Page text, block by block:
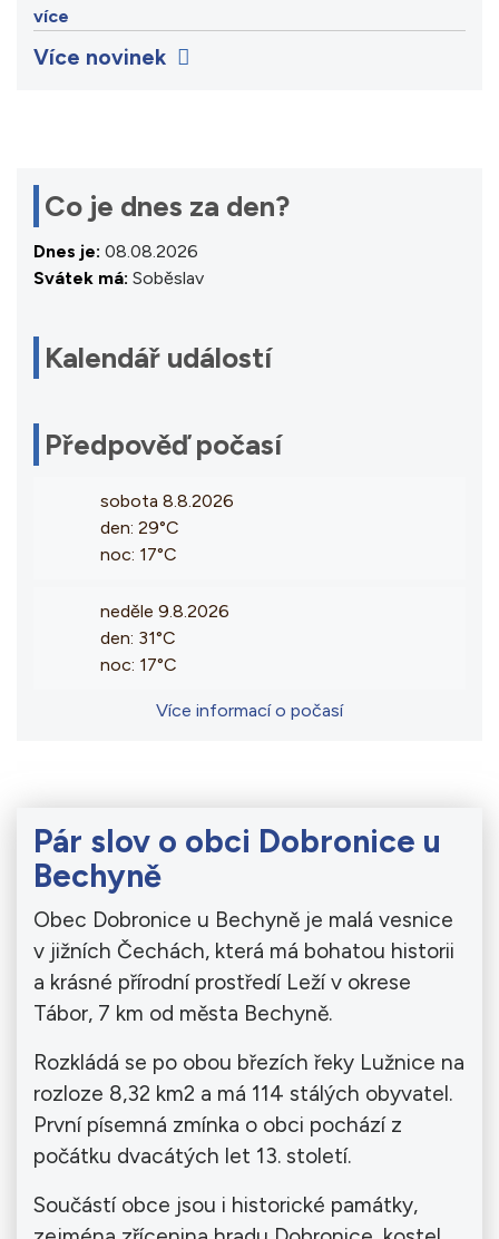
více
Více novinek
Co je dnes za den?
Dnes je: 08.08.2026
Svátek má: Soběslav
Kalendář událostí
Předpověď počasí
sobota 8.8.2026
den: 29°C
noc: 17°C
neděle 9.8.2026
den: 31°C
noc: 17°C
Více informací o počasí
Pár slov o obci Dobronice u
Bechyně
Obec Dobronice u Bechyně je malá vesnice
v jižních Čechách, která má bohatou historii
a krásné přírodní prostředí Leží v okrese
Tábor, 7 km od města Bechyně.
Rozkládá se po obou březích řeky Lužnice na
rozloze 8,32 km2 a má 114 stálých obyvatel.
První písemná zmínka o obci pochází z
počátku dvacátých let 13. století.
Součástí obce jsou i historické památky,